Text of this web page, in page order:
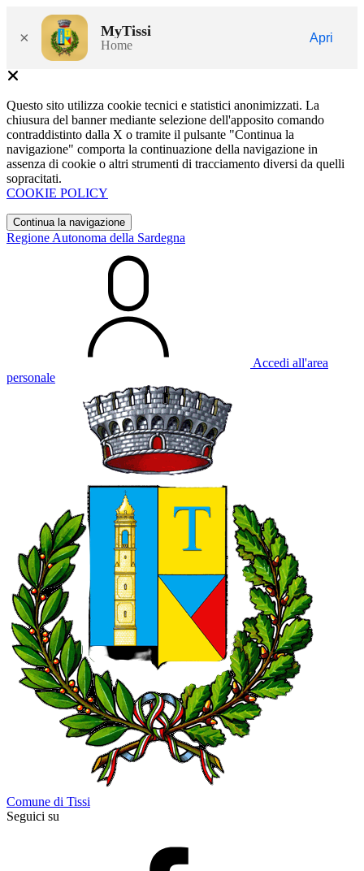
× MyTissi
Home
Apri
Questo sito utilizza cookie tecnici e statistici anonimizzati. La
chiusura del banner mediante selezione dell'apposito comando
contraddistinto dalla X o tramite il pulsante "Continua la
navigazione" comporta la continuazione della navigazione in
assenza di cookie o altri strumenti di tracciamento diversi da quelli
sopracitati.
COOKIE POLICY
Continua la navigazione
Regione Autonoma della Sardegna
Accedi all'area
personale
Comune di Tissi
Seguici su